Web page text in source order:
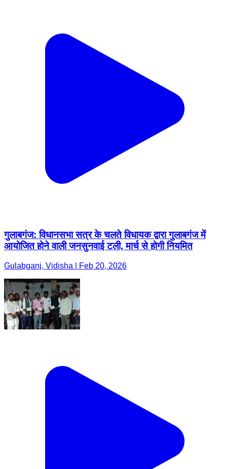
गुलाबगंज: विधानसभा सत्र के चलते विधायक द्वारा गुलाबगंज में
आयोजित होने वाली जनसुनवाई टली, मार्च से होगी नियमित
Gulabganj, Vidisha | Feb 20, 2026